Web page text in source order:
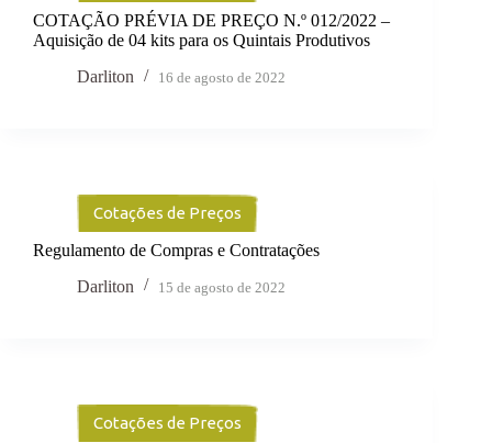
COTAÇÃO PRÉVIA DE PREÇO N.º 012/2022 –
Aquisição de 04 kits para os Quintais Produtivos
Darliton
16 de agosto de 2022
Cotações de Preços
Regulamento de Compras e Contratações
Darliton
15 de agosto de 2022
Cotações de Preços